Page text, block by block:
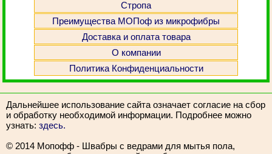
Стропа
Преимущества МОПоф из микрофибры
Доставка и оплата товара
О компании
Политика Конфиденциальности
Дальнейшее использование сайта означает согласие на сбор
и обработку необходимой информации. Подробнее можно
узнать: здесь.
© 2014 Мопофф - Швабры с ведрами для мытья пола,